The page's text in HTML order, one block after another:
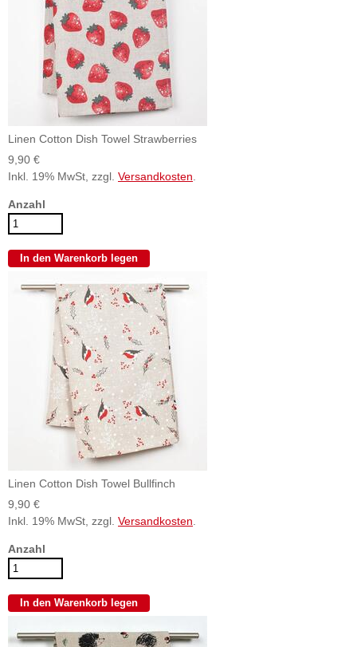
Linen Cotton Dish Towel Strawberries
9,90 €
Inkl. 19% MwSt, zzgl. Versandkosten
Anzahl
Linen Cotton Dish Towel Bullfinch
9,90 €
Inkl. 19% MwSt, zzgl. Versandkosten
Anzahl